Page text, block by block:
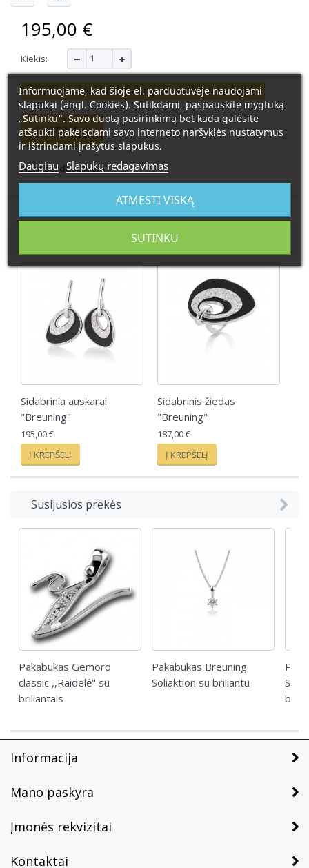
195,00 €
Kiekis:
Užsakoma prekė. Pristatymo laikas 6 savaitės.
Į KREPŠELĮ
Nėra parduotuvėse
Rekomenduojamos prekės
Sidabrinia auskarai
"Breuning"
195,00 €
Į KREPŠELĮ
Sidabrinis žiedas
"Breuning"
187,00 €
Į KREPŠELĮ
Susijusios prekės
Pakabukas Gemoro
classic ,,Raidelė" su
briliantais
Pakabukas Breuning
Soliaktion su briliantu
Informacija
Mano paskyra
Įmonės rekvizitai
Kontaktai
Informuojame, kad šioje el. parduotuvėje naudojami
slapukai (angl. Cookies). Sutikdami, paspauskite mygtuką
„Sutinku“. Savo duotą pasirinkimą bet kada galėsite
atšaukti pakeisdami savo interneto naršyklės nustatymus
ir ištrindami įrašytus slapukus.
Daugiau Slapukų redagavimas
ATMESTI VISKĄ
SUTINKU